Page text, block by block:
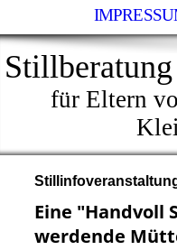
für Eltern
S
Eine "Handvoll
werdende